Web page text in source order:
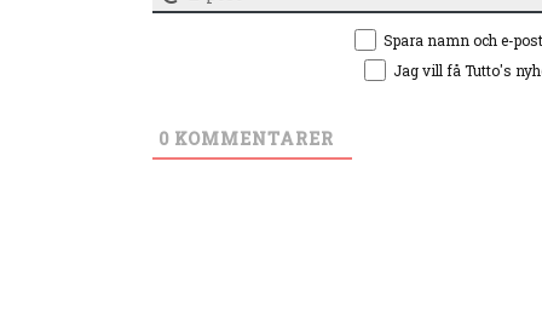
Spara namn och e-
Jag vill få Tutto's
0KOMMENTARER